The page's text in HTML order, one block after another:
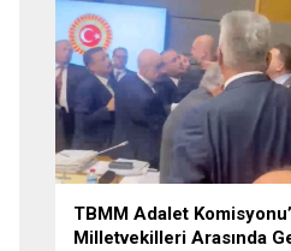
korsanlıkla suçladı. WAM
aktardığı ilk açıklamada,
geminin sabah saatlerinde
belirtildi; ilerleyen
TBMM Adalet
Milletvekilleri Arasında